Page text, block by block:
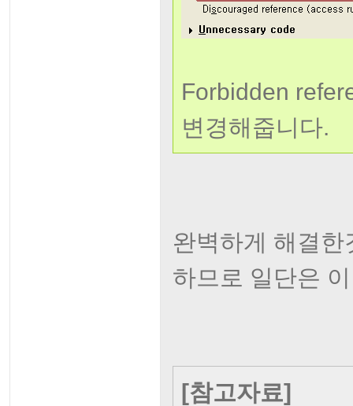
Forbidden
변경해줍니다.
완벽하게 해결
하므로 일단은
[참고자료]